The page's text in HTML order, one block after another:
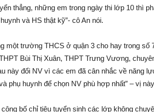
thẳng, những em trong ngày thi lớp 10 thì
và HS thật kỹ”- cô An nói.
một trường THCS ở quận 3 cho hay trong số
Bùi Thị Xuân, THPT Trưng Vương,
này đổi NV vì các em đã cân nhắc về năng
phụ huynh để chọn NV phù hợp nhất” – vị
bố chỉ tiêu tuyển sinh các lớp không